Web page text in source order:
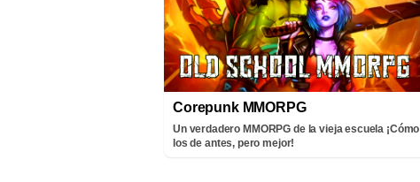
Corepunk MMORPG
Un verdadero MMORPG de la vieja escuela ¡Cómo
los de antes, pero mejor!